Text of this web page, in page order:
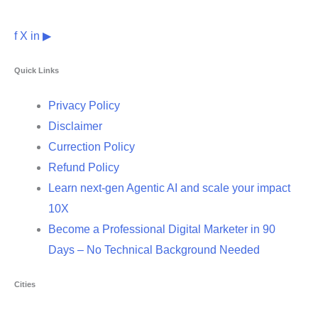
f X in ▶
Quick Links
Privacy Policy
Disclaimer
Currection Policy
Refund Policy
Learn next-gen Agentic AI and scale your impact
10X
Become a Professional Digital Marketer in 90
Days – No Technical Background Needed
Cities